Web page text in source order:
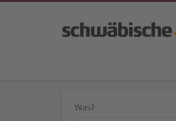
Was?